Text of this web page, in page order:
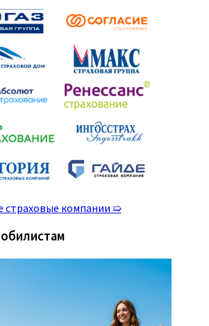
страховые компании ➯